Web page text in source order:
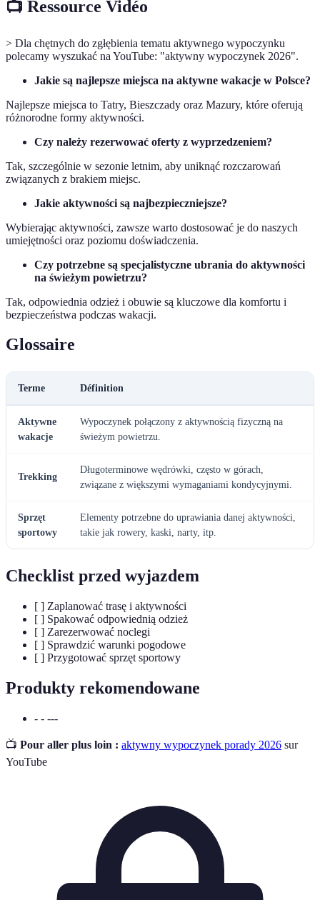
📺 Ressource Vidéo
> Dla chętnych do zgłębienia tematu aktywnego wypoczynku
polecamy wyszukać na YouTube: "aktywny wypoczynek 2026".
Jakie są najlepsze miejsca na aktywne wakacje w Polsce?
Najlepsze miejsca to Tatry, Bieszczady oraz Mazury, które oferują
różnorodne formy aktywności.
Czy należy rezerwować oferty z wyprzedzeniem?
Tak, szczególnie w sezonie letnim, aby uniknąć rozczarowań
związanych z brakiem miejsc.
Jakie aktywności są najbezpieczniejsze?
Wybierając aktywności, zawsze warto dostosować je do naszych
umiejętności oraz poziomu doświadczenia.
Czy potrzebne są specjalistyczne ubrania do aktywności
na świeżym powietrzu?
Tak, odpowiednia odzież i obuwie są kluczowe dla komfortu i
bezpieczeństwa podczas wakacji.
Glossaire
Terme Définition
Aktywne
wakacje
Wypoczynek połączony z aktywnością fizyczną na
świeżym powietrzu.
Trekking
Długoterminowe wędrówki, często w górach,
związane z większymi wymaganiami kondycyjnymi.
Sprzęt
sportowy
Elementy potrzebne do uprawiania danej aktywności,
takie jak rowery, kaski, narty, itp.
Checklist przed wyjazdem
[ ] Zaplanować trasę i aktywności
[ ] Spakować odpowiednią odzież
[ ] Zarezerwować noclegi
[ ] Sprawdzić warunki pogodowe
[ ] Przygotować sprzęt sportowy
Produkty rekomendowane
- - ---
📺 Pour aller plus loin : aktywny wypoczynek porady 2026 sur
YouTube